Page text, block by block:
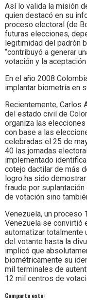
Así lo valida la misión
quien destacó en su
proceso electoral (de
futuras elecciones,
legitimidad del padrón
“contribuyó a generar
votación y la
En el año 2008
implantar biometría en
Recientemente, Carlos
del estado civil de
organiza las elecciones
con base a las
celebradas el 25 de
40 las jornadas
implementado
cotejo dactilar de más
logro ha sido
fraude por
de votación sino
Venezuela, un proceso
Venezuela se convirtió
automatizar totalmente
del votante hasta la
implicó que
biométricamente su
mil terminales de
12 mil centros de
Comparte esto: